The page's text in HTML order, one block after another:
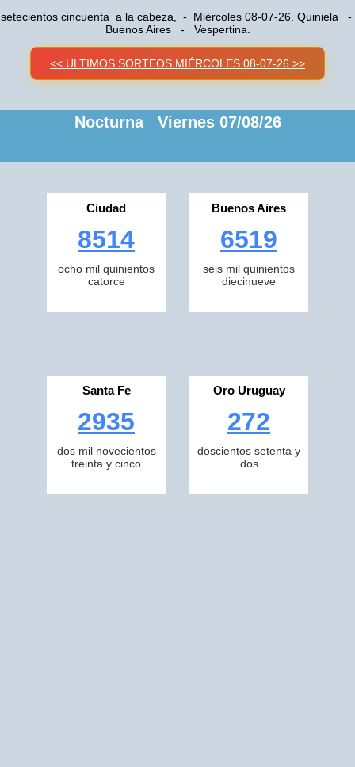
setecientos cincuenta a la cabeza, - Miércoles 08-07-26. Quiniela -
Buenos Aires - Vespertina.
<< ULTIMOS SORTEOS MIÉRCOLES 08-07-26 >>
Nocturna Viernes 07/08/26
Ciudad
8514
ocho mil quinientos
catorce
Buenos Aires
6519
seis mil quinientos
diecinueve
Santa Fe
2935
dos mil novecientos
treinta y cinco
Oro Uruguay
272
doscientos setenta y
dos